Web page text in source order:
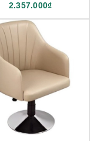
2.357.000₫